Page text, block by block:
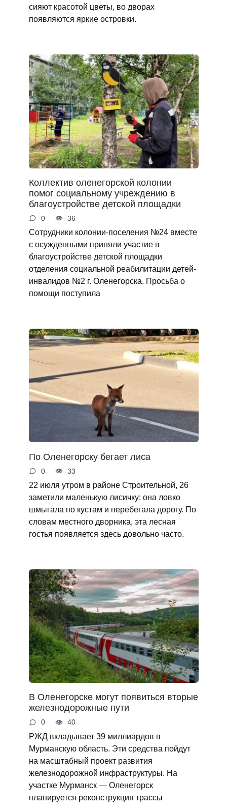
сияют красотой цветы, во дворах
появляются яркие островки.
Коллектив оленегорской колонии
помог социальному учреждению в
благоустройстве детской площадки
0 36
Сотрудники колонии-поселения №24 вместе
с осужденными приняли участие в
благоустройстве детской площадки
отделения социальной реабилитации детей-
инвалидов №2 г. Оленегорска. Просьба о
помощи поступила
По Оленегорску бегает лиса
0 33
22 июля утром в районе Строительной, 26
заметили маленькую лисичку: она ловко
шмыгала по кустам и перебегала дорогу. По
словам местного дворника, эта лесная
гостья появляется здесь довольно часто.
В Оленегорске могут появиться вторые
железнодорожные пути
0 40
РЖД вкладывает 39 миллиардов в
Мурманскую область. Эти средства пойдут
на масштабный проект развития
железнодорожной инфраструктуры. На
участке Мурманск — Оленегорск
планируется реконструкция трассы